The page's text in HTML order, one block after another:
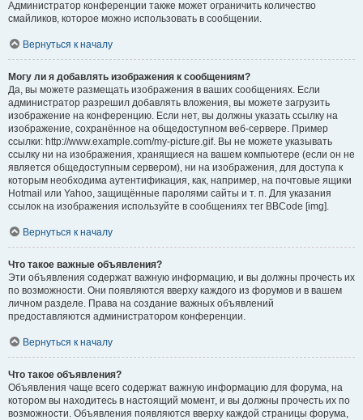
Администратор конференции также может ограничить количество
смайликов, которое можно использовать в сообщении.
Вернуться к началу
Могу ли я добавлять изображения к сообщениям?
Да, вы можете размещать изображения в ваших сообщениях. Если
администратор разрешил добавлять вложения, вы можете загрузить
изображение на конференцию. Если нет, вы должны указать ссылку на
изображение, сохранённое на общедоступном веб-сервере. Пример
ссылки: http://www.example.com/my-picture.gif. Вы не можете указывать
ссылку ни на изображения, хранящиеся на вашем компьютере (если он не
является общедоступным сервером), ни на изображения, для доступа к
которым необходима аутентификация, как, например, на почтовые ящики
Hotmail или Yahoo, защищённые паролями сайты и т. п. Для указания
ссылок на изображения используйте в сообщениях тег BBCode [img].
Вернуться к началу
Что такое важные объявления?
Эти объявления содержат важную информацию, и вы должны прочесть их
по возможности. Они появляются вверху каждого из форумов и в вашем
личном разделе. Права на создание важных объявлений
предоставляются администратором конференции.
Вернуться к началу
Что такое объявления?
Объявления чаще всего содержат важную информацию для форума, на
котором вы находитесь в настоящий момент, и вы должны прочесть их по
возможности. Объявления появляются вверху каждой страницы форума,